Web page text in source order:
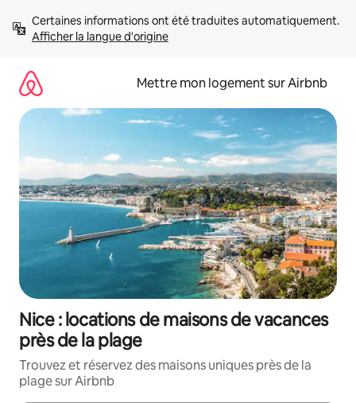
directement
Afficher la langue d'origine
Mettre mon logement sur Airbnb
Nice : locations de maisons de vacances
près de la plage
Trouvez et réservez des maisons uniques près de la
plage sur Airbnb